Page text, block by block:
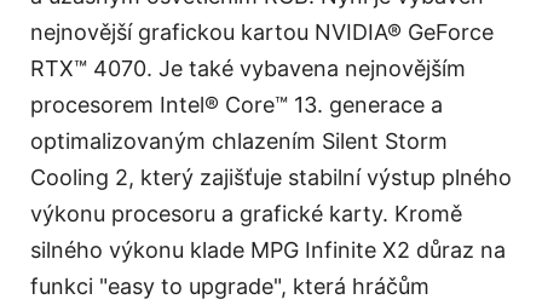
nejnovější grafickou kartou NVIDIA® GeForce
RTX™ 4070. Je také vybavena nejnovějším
procesorem Intel® Core™ 13. generace a
optimalizovaným chlazením Silent Storm
Cooling 2, který zajišťuje stabilní výstup plného
výkonu procesoru a grafické karty. Kromě
silného výkonu klade MPG Infinite X2 důraz na
funkci "easy to upgrade", která hráčům